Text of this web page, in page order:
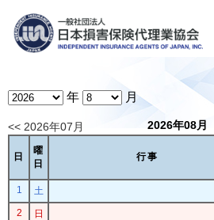
年 月
<< 2026年07月 2026年08月
日
曜
日
行事
1
土
2
日